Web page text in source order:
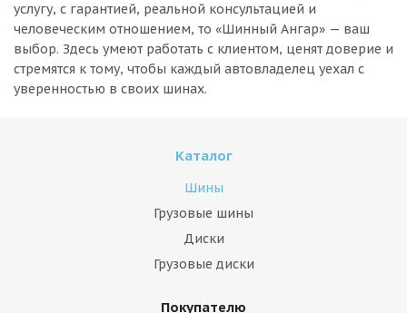
услугу, с гарантией, реальной консультацией и
человеческим отношением, то «Шинный Ангар» — ваш
выбор. Здесь умеют работать с клиентом, ценят доверие и
стремятся к тому, чтобы каждый автовладелец уехал с
уверенностью в своих шинах.
Каталог
Шины
Грузовые шины
Диски
Грузовые диски
Покупателю